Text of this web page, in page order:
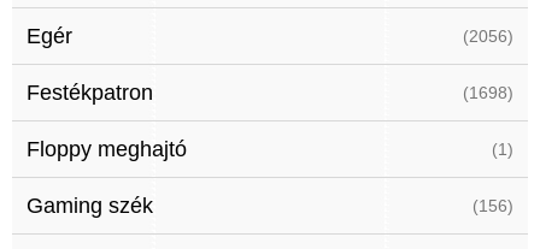
Egér (2056)
Festékpatron (1698)
Floppy meghajtó (1)
Gaming szék (156)